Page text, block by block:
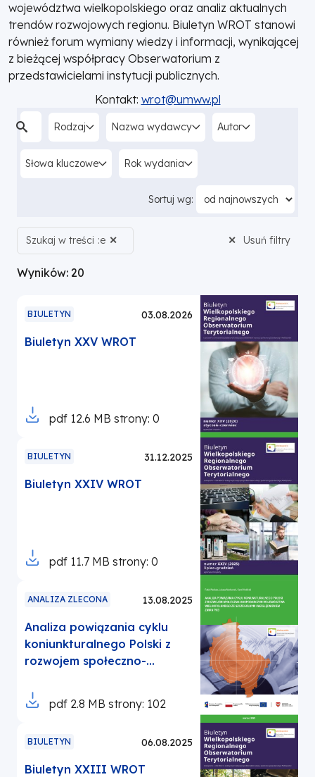
województwa wielkopolskiego oraz analiz aktualnych
trendów rozwojowych regionu. Biuletyn WROT stanowi
również forum wymiany wiedzy i informacji, wynikającej
z bieżącej współpracy Obserwatorium z
przedstawicielami instytucji publicznych.
Kontakt: wrot@umww.pl
Rodzaj Nazwa wydawcy Autor
Słowa kluczowe Rok wydania
Sortuj wg:
Aktywne
Szukaj w treści e Usuń filtry
Wyników: 20
BIULETYN 03.08.2026
Biuletyn XXV WROT
Otworzy
w
karcie
pdf 12.6 MB strony: 0
BIULETYN 31.12.2025
Biuletyn XXIV WROT
Otworzy
w
karcie
pdf 11.7 MB strony: 0
ANALIZA ZLECONA 13.08.2025
Analiza powiązania cyklu
koniunkturalnego Polski z
rozwojem społeczno-
województwa
wielkopolskiego ze
zmian PKB
Otworzy
w
karcie
pdf 2.8 MB strony: 102
BIULETYN 06.08.2025
Biuletyn XXIII WROT